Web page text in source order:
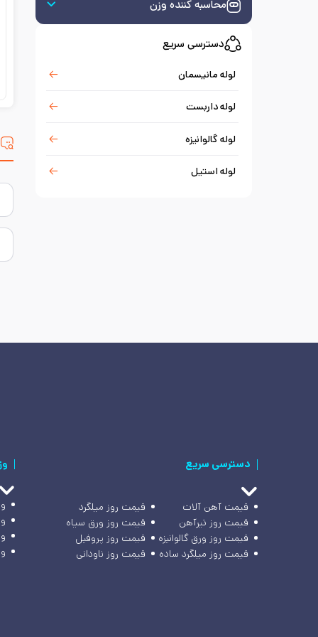
محاسبه کننده وزن
دسترسی سریع
لوله مانیسمان
لوله داربست
لوله گالوانیزه
لوله استیل
دسترسی سریع
قیمت آهن آلات
قیمت روز میلگرد
قیمت روز تیرآهن
قیمت روز ورق سیاه
قیمت روز ورق گالوانیزه
قیمت روز پروفیل
قیمت روز میلگرد ساده
قیمت روز ناودانی